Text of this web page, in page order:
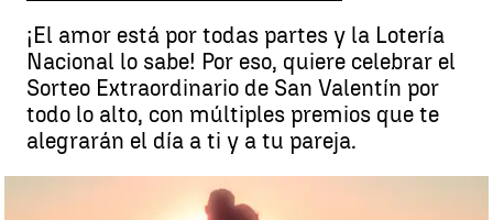
¡El amor está por todas partes y la Lotería
Nacional lo sabe! Por eso, quiere celebrar el
Sorteo Extraordinario de San Valentín por
todo lo alto, con múltiples premios que te
alegrarán el día a ti y a tu pareja.